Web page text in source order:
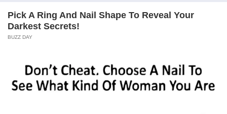
Follow Kabarbaru